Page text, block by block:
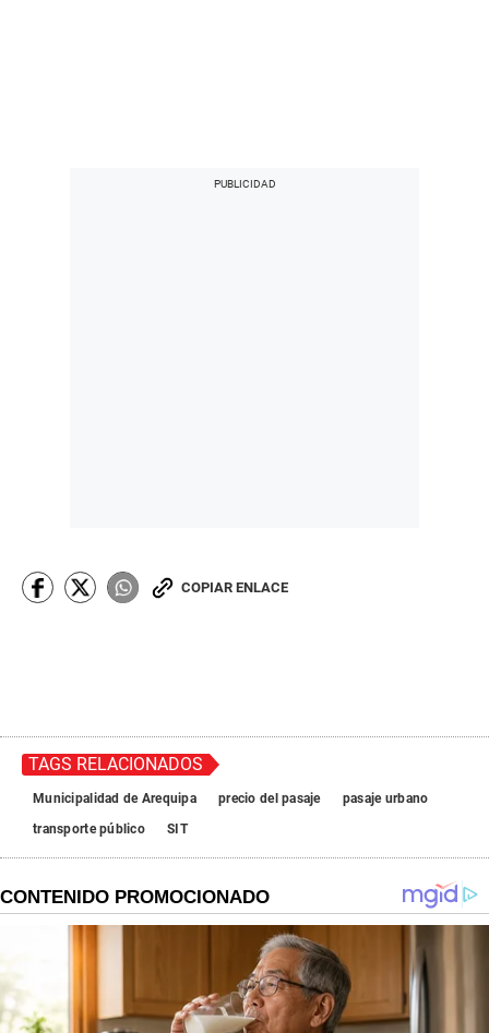
COPIAR ENLACE
TAGS RELACIONADOS
Municipalidad de Arequipa precio del pasaje
pasaje urbano
transporte público
SIT